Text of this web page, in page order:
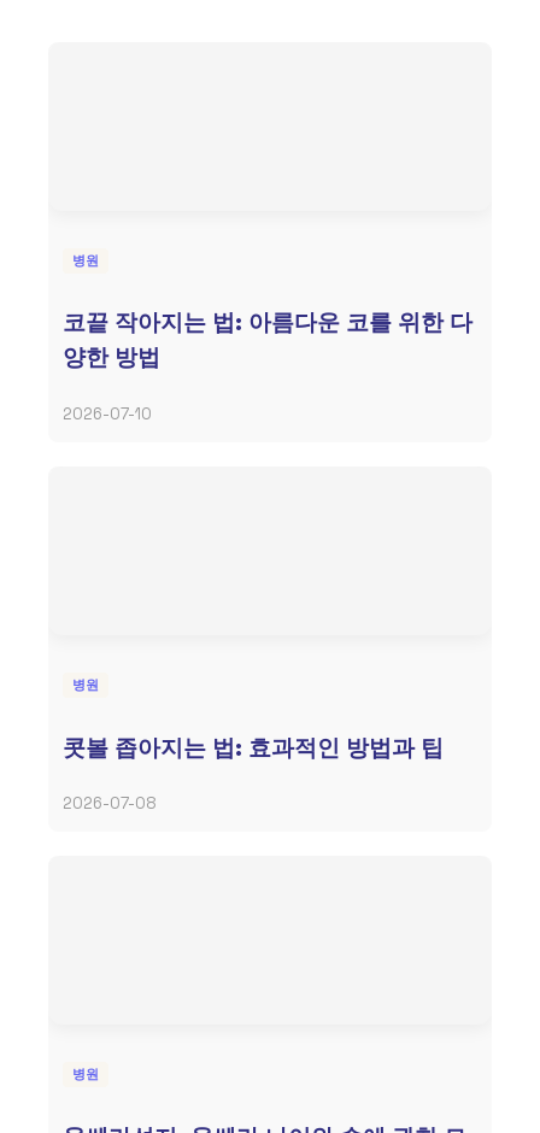
병원
코끝 작아지는 법: 아름다운 코를 위한 다
양한 방법
2026-07-10
병원
콧볼 좁아지는 법: 효과적인 방법과 팁
2026-07-08
병원